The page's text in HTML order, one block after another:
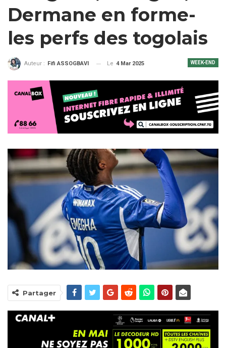
Dermane en forme-
les perfs des togolais
WEEK-END
Auteur : Fifi ASSOGBAVI Le 4 Mar 2025
Partager